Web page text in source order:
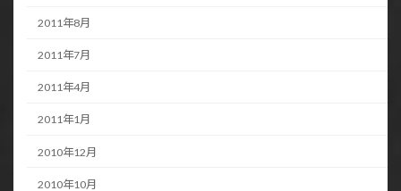
2011年8月
2011年7月
2011年4月
2011年1月
2010年12月
2010年10月